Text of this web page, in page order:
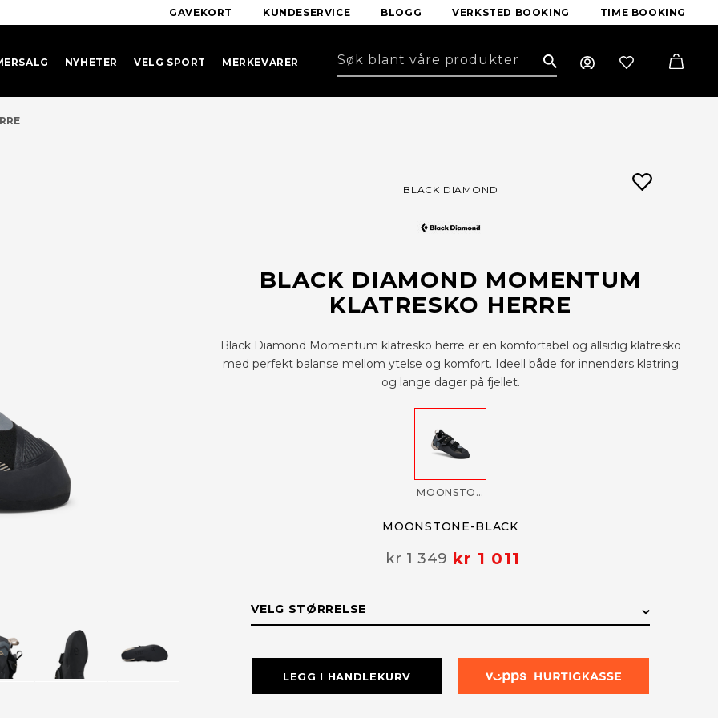
GAVEKORT KUNDESERVICE BLOGG VERKSTED BOOKING TIME BOOKING
NYHETER VELG SPORT MERKEVARER Search
BLACK DIAMOND
BLACK DIAMOND MOMENTUM
KLATRESKO HERRE
Black Diamond Momentum klatresko herre er en komfortabel og allsidig klatresko
med perfekt balanse mellom ytelse og komfort. Ideell både for innendørs klatring
og lange dager på fjellet.
MOONSTONE-BLACK
MOONSTONE-BLACK
kr 1 349 kr 1 011
VELG STØRRELSE
STØRRELSE LAGERSTATUS
LEGG I HANDLEKURV